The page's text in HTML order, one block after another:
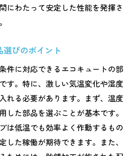
にわたって安定した性能を発揮さ
びのポイント
件に対応できるエコキュートの部
す。特に、激しい気温変化や湿度
れる必要があります。まず、温度
した部品を選ぶことが基本です。
は低温でも効率よく作動するもの
した稼働が期待できます。また、